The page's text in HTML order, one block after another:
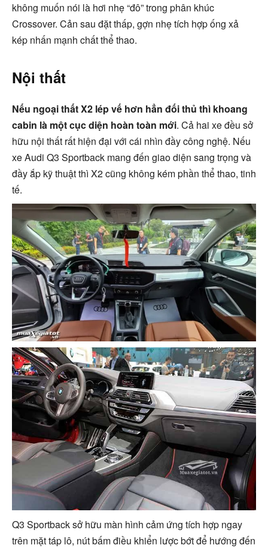
không muốn nói là hơi nhẹ “đô” trong phân khúc
Crossover. Cản sau đặt thấp, gợn nhẹ tích hợp ống xả
kép nhấn mạnh chất thể thao.
Nội thất
Nếu ngoại thất X2 lép vế hơn hẳn đối thủ thì khoang
cabin là một cục diện hoàn toàn mới. Cả hai xe đều sở
hữu nội thất rất hiện đại với cái nhìn đầy công nghệ. Nếu
xe Audi Q3 Sportback mang đến giao diện sang trọng và
đầy ắp kỹ thuật thì X2 cũng không kém phần thể thao, tinh
tế.
Q3 Sportback sở hữu màn hình cảm ứng tích hợp ngay
trên mặt táp lô, nút bấm điều khiển lược bớt để hướng đến